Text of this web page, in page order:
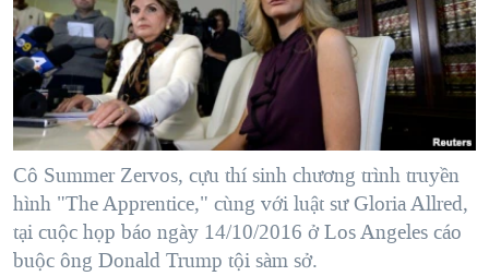
"Tìm"NGƯỜI VIỆT HẢI NGOẠI
ĐỜI SỐNG
KINH TẾ
KHOA HỌC
SỨC KHOẺ
THỂ THAO
HÀNH TRÌNH BẦU CỬ 2024
MỘT NĂM CHIẾN TRANH TẠI DẢI GAZA
GIẢI MÃ VÀNH ĐAI & CON ĐƯỜNG
TRỊNH VĨNH BÌNH - NGƯỜI HẠ 'BÊN THẮNG CUỘC'
GROUND ZERO – XƯA VÀ NAY
VIDEO
NGHE
MẠNG XÃ HỘI
Ngôn ngữ khác
Cô Summer Zervos, cựu thí sinh chương trình truyền
hình "The Apprentice," cùng với luật sư Gloria Allred,
tại cuộc họp báo ngày 14/10/2016 ở Los Angeles cáo
buộc ông Donald Trump tội sàm sở.